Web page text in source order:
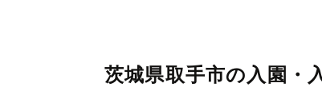
丁寧なレタッチで思い出を美しく仕上げます
茨城県取手市の入園・